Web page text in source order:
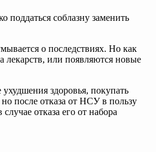
поддаться соблазну заменить
о последствиях. Но как
лекарств, или появляются новые
здоровья, покупать
после отказа от НСУ в пользу
отказа его от набора